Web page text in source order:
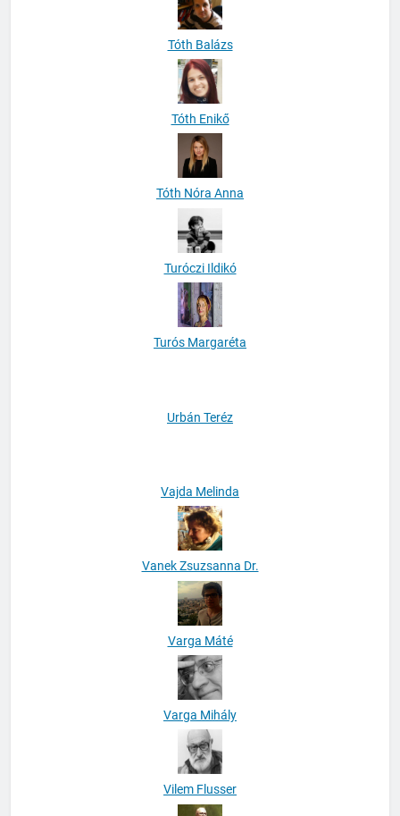
Tóth Balázs
Tóth Enikő
Tóth Nóra Anna
Turóczi Ildikó
Turós Margaréta
Urbán Teréz
Vajda Melinda
Vanek Zsuzsanna Dr.
Varga Máté
Varga Mihály
Vilem Flusser